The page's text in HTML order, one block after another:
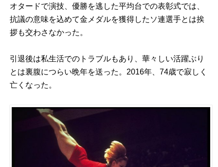
オタードで演技、優勝を逃した平均台での表彰式では、
抗議の意味を込めて金メダルを獲得したソ連選手とは挨
拶も交わさなかった。
引退後は私生活でのトラブルもあり、華々しい活躍ぶり
とは裏腹につらい晩年を送った。2016年、74歳で寂しく
亡くなった。